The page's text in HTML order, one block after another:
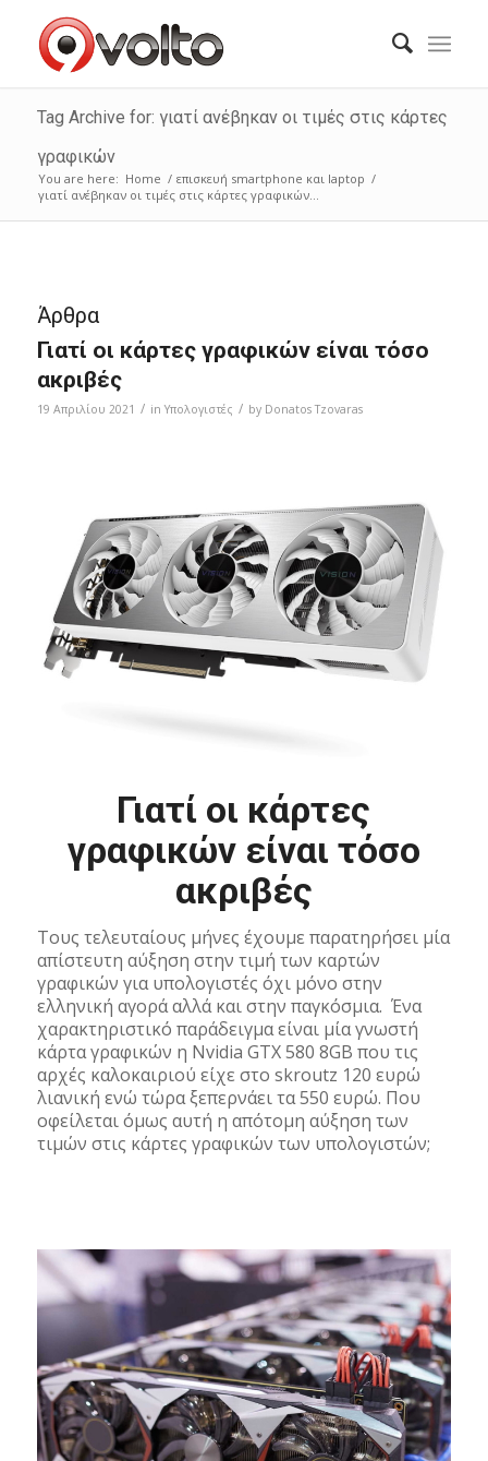
Tag Archive for: γιατί ανέβηκαν οι τιμές στις κάρτες
γραφικών
You are here: Home / επισκευή smartphone και laptop /
γιατί ανέβηκαν οι τιμές στις κάρτες γραφικών...
Άρθρα
Γιατί οι κάρτες γραφικών είναι τόσο
ακριβές
19 Απριλίου 2021 / in Υπολογιστές / by Donatos Tzovaras
Γιατί οι κάρτες
γραφικών είναι τόσο
ακριβές
Τους τελευταίους μήνες έχουμε παρατηρήσει μία
απίστευτη αύξηση στην τιμή των καρτών
γραφικών για υπολογιστές όχι μόνο στην
ελληνική αγορά αλλά και στην παγκόσμια. Ένα
χαρακτηριστικό παράδειγμα είναι μία γνωστή
κάρτα γραφικών η Nvidia GTX 580 8GB που τις
αρχές καλοκαιριού είχε στο skroutz 120 ευρώ
λιανική ενώ τώρα ξεπερνάει τα 550 ευρώ. Που
οφείλεται όμως αυτή η απότομη αύξηση των
τιμών στις κάρτες γραφικών των υπολογιστών;